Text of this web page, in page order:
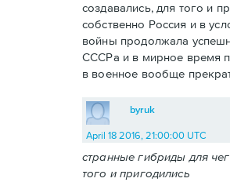
создавались, для того и
собственно Россия и в
войны продолжала
СССРа и в мирное время
в военное вообще
byruk
April 18 2016, 21:00:00 UTC
странные гибриды для
того и пригодились